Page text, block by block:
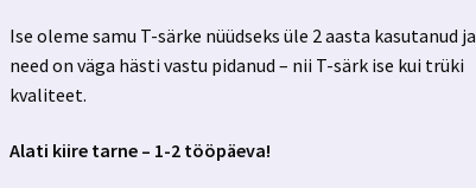
Ise oleme samu T-särke nüüdseks üle 2 aasta kasutanud ja
need on väga hästi vastu pidanud – nii T-särk ise kui trüki
kvaliteet.
Alati kiire tarne – 1-2 tööpäeva!